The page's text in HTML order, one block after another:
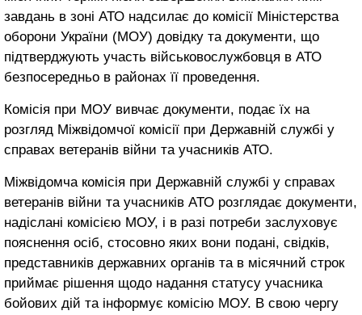
завдань в зоні АТО надсилає до комісії Міністерства
оборони України (МОУ) довідку та документи, що
підтверджують участь військовослужбовця в АТО
безпосередньо в районах її проведення.
Комісія при МОУ вивчає документи, подає їх на
розгляд Міжвідомчої комісії при Державній службі у
справах ветеранів війни та учасників АТО.
Міжвідомча комісія при Державній службі у справах
ветеранів війни та учасників АТО розглядає документи,
надіслані комісією МОУ, і в разі потреби заслуховує
пояснення осіб, стосовно яких вони подані, свідків,
представників державних органів та в місячний строк
приймає рішення щодо надання статусу учасника
бойових дій та інформує комісію МОУ. В свою чергу